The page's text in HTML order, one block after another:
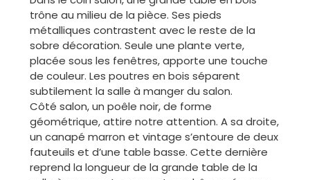
trône au milieu de la pièce. Ses pieds
métalliques contrastent avec le reste de la
sobre décoration. Seule une plante verte,
placée sous les fenêtres, apporte une touche
de couleur. Les poutres en bois séparent
subtilement la salle à manger du salon.
Côté salon, un poêle noir, de forme
géométrique, attire notre attention. A sa droite,
un canapé marron et vintage s’entoure de deux
fauteuils et d’une table basse. Cette dernière
reprend la longueur de la grande table de la